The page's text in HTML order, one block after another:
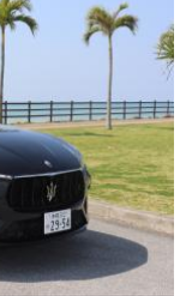
ラー ア
まらないキャラクタ
大きく変わり、乗る
を選びたい」**とい
なるレンタカーでは
台”**としてご用意
、ぜひこのラングラ